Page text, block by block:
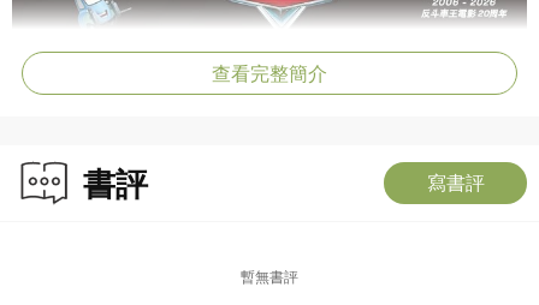
查看完整簡介
書評 寫書評
暫無書評